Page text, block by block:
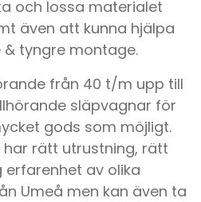
och lossa materialet
även att kunna hjälpa
tyngre montage.
från 40 t/m upp till
släpvagnar för
gods som möjligt.
har rätt utrustning, rätt
av olika
Umeå men kan även ta